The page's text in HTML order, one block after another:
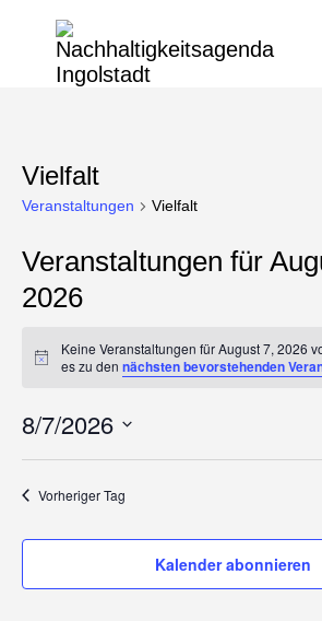
Vielfalt
Veranstaltungen Vielfalt
Veranstaltungen für
2026
Hinweis
Keine Veranstaltungen für August 7, 2026
es zu den nächsten bevorstehenden
8/7/2026
Datum
wählen.
Vorheriger Tag
Kalender abonnieren